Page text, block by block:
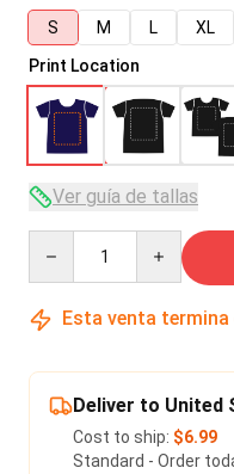
S
M L XL
Print Location
Ver guía de tallas
Esta venta termina
Deliver to United
Cost to ship: $6.99
Standard - Order